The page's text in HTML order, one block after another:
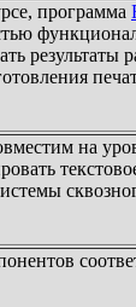
программа
результаты
на